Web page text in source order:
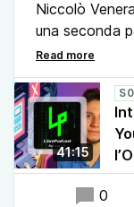
Niccolò
una seconda
precedente
Stefano e
specifiche
videomaker e
dell’ambiente
41:15
0